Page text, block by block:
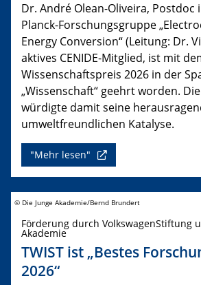
Dr. André Olean-Oliveira, Postdoc
Planck-Forschungsgruppe
Energy Conversion“ (Leitung: Dr.
aktives CENIDE-Mitglied, ist mit
Wissenschaftspreis 2026 in der
„Wissenschaft“ geehrt worden.
würdigte damit seine
umweltfreundlichen Katalyse.
"Mehr lesen"
© Die Junge Akademie/Bernd Brundert
Förderung durch VolkswagenStiftung
Akademie
TWIST ist „Bestes
2026“